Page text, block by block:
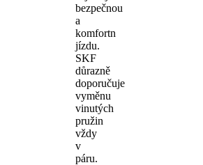
bezpečnou
a
komfortn
jízdu.
SKF
důrazně
doporučuje
vyměnu
vinutých
pružin
vždy
v
páru.